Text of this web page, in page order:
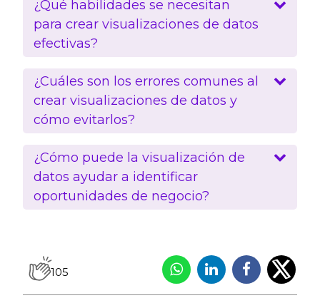
¿Qué habilidades se necesitan
para crear visualizaciones de datos
efectivas?
¿Cuáles son los errores comunes al
crear visualizaciones de datos y
cómo evitarlos?
¿Cómo puede la visualización de
datos ayudar a identificar
oportunidades de negocio?
105